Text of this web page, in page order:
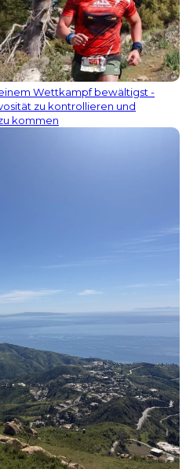
Wettkampf bewältigst -
zu kontrollieren und
kommen